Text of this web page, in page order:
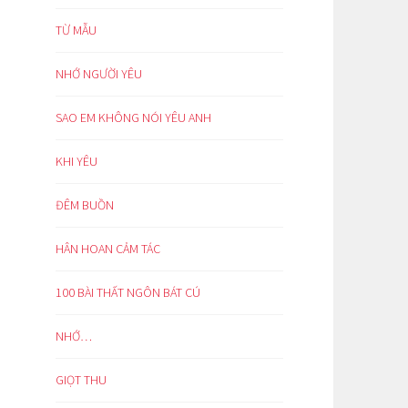
TỪ MẪU
NHỚ NGƯỜI YÊU
SAO EM KHÔNG NÓI YÊU ANH
KHI YÊU
ĐÊM BUỒN
HÂN HOAN CẢM TÁC
100 BÀI THẤT NGÔN BÁT CÚ
NHỚ…
GIỌT THU